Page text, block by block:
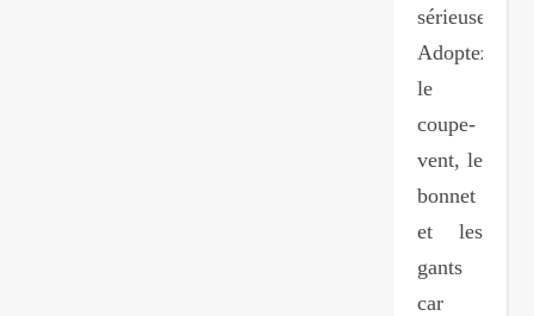
sérieuses.
Adoptez
le
coupe-
vent, le
bonnet
et les
gants
car